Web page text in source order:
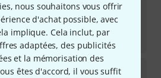
nous souhaitons vous offrir
d'achat possible, avec
implique. Cela inclut, par
adaptées, des publicités
et la mémorisation des
êtes d'accord, il vous suffit
Bridge Pin Liquid Metal Bone P
2
sous 12–15 semaines
Legend Cone